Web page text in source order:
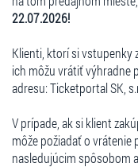
22.07.2026!
Klienti, ktorí si vstupenky
ich môžu vrátiť výhradne
adresu: Ticketportal SK,
V prípade, ak si klient
môže požiadať o vrátenie
nasledujúcim spôsobom